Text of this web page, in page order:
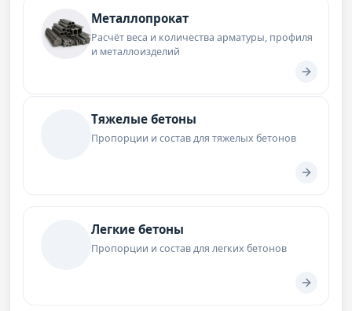
Металлопрокат
Расчёт веса и количества арматуры, профиля
и металлоизделий
Тяжелые бетоны
Пропорции и состав для тяжелых бетонов
Легкие бетоны
Пропорции и состав для легких бетонов